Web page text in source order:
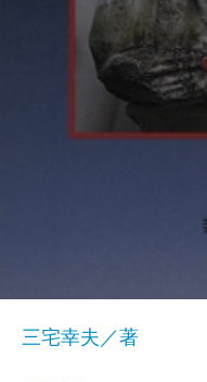
三宅幸夫／著